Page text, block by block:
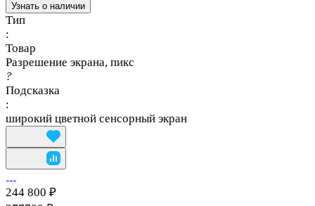
Узнать о наличии
Тип
:
Товар
Разрешение экрана, пикс
?
Подсказка
:
широкий цветной сенсорный экран
244 800 ₽